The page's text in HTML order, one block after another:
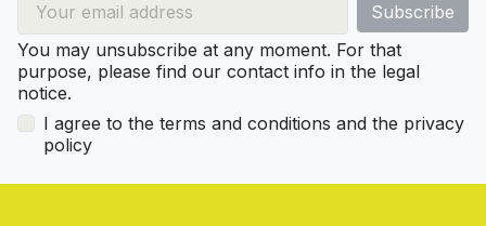
You may unsubscribe at any moment. For that
purpose, please find our contact info in the legal
notice.
I agree to the terms and conditions and the privacy
policy